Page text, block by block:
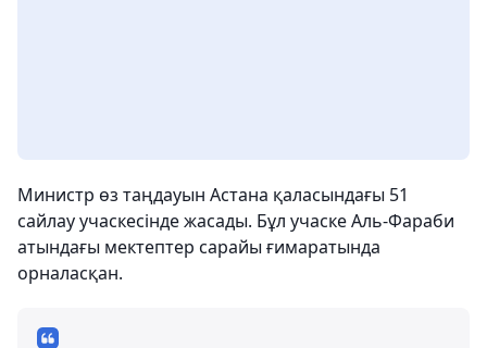
Министр өз таңдауын Астана қаласындағы 51
сайлау учаскесінде жасады. Бұл учаске Аль-Фараби
атындағы мектептер сарайы ғимаратында
орналасқан.